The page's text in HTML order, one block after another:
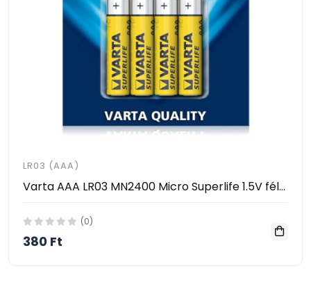
LR03 (AAA)
Varta AAA LR03 MN2400 Micro Superlife 1.5V féltartós alkáli elem 4db / CS
(0)
380 Ft